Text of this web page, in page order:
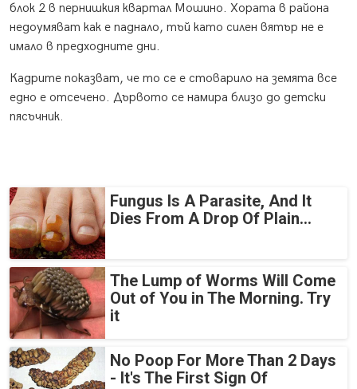
блок 2 в пернишкия квартал Мошино. Хората в района
недоумяват как е паднало, тъй като силен вятър не е
имало в предходните дни.
Кадрите показват, че то се е стоварило на земята все
едно е отсечено. Дървото се намира близо до детски
пясъчник.
Fungus Is A Parasite, And It
Dies From A Drop Of Plain...
The Lump of Worms Will Come
Out of You in The Morning. Try
it
No Poop For More Than 2 Days
- It's The First Sign Of